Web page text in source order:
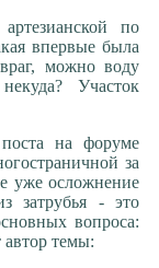
по
впервые была
можно воду
Участок
на форуме
за
уже осложнение
затрубья - это
вопроса:
автор темы: